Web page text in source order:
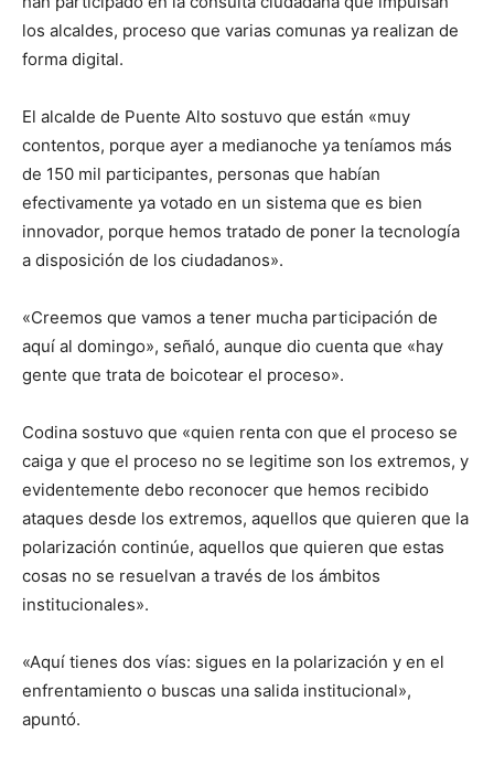
los alcaldes, proceso que varias comunas ya realizan de
forma digital.
El alcalde de Puente Alto sostuvo que están «muy
contentos, porque ayer a medianoche ya teníamos más
de 150 mil participantes, personas que habían
efectivamente ya votado en un sistema que es bien
innovador, porque hemos tratado de poner la tecnología
a disposición de los ciudadanos».
«Creemos que vamos a tener mucha participación de
aquí al domingo», señaló, aunque dio cuenta que «hay
gente que trata de boicotear el proceso».
Codina sostuvo que «quien renta con que el proceso se
caiga y que el proceso no se legitime son los extremos, y
evidentemente debo reconocer que hemos recibido
ataques desde los extremos, aquellos que quieren que la
polarización continúe, aquellos que quieren que estas
cosas no se resuelvan a través de los ámbitos
institucionales».
«Aquí tienes dos vías: sigues en la polarización y en el
enfrentamiento o buscas una salida institucional»,
apuntó.